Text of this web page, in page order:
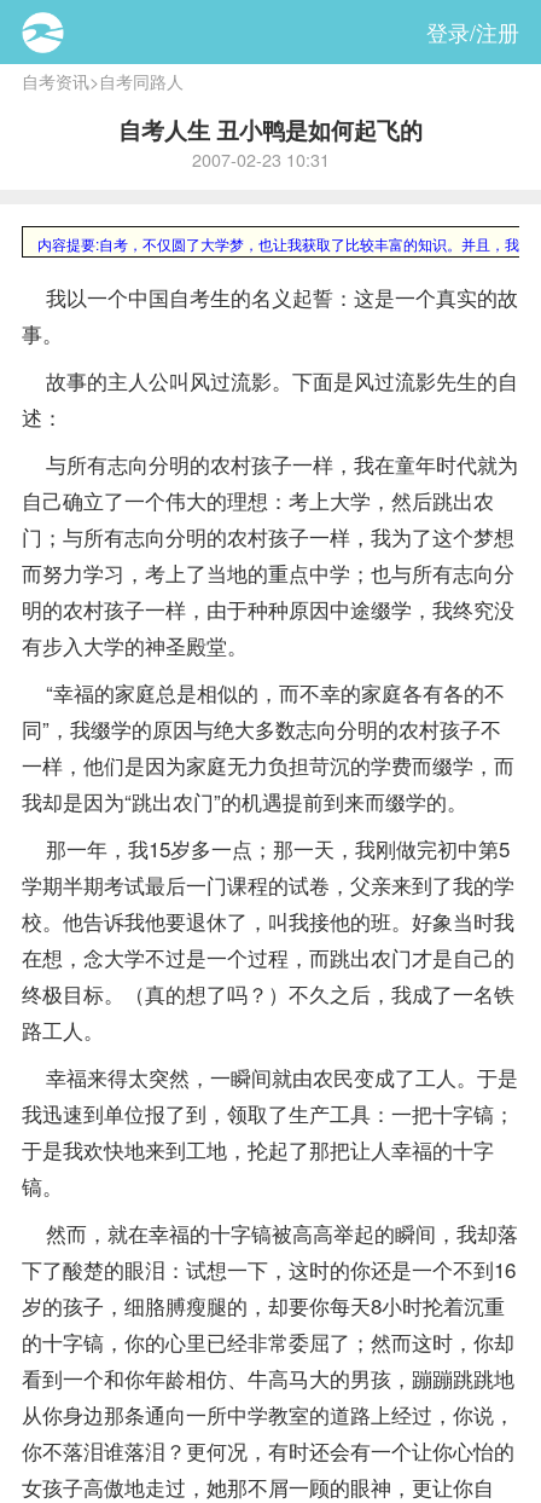
登录/注册
自考资讯>自考同路人
自考人生 丑小鸭是如何起飞的
2007-02-23 10:31
内容提要:自考，不仅圆了大学梦，也让我获取了比较丰富的知识。并且，我
我以一个中国自考生的名义起誓：这是一个真实的故
事。
故事的主人公叫风过流影。下面是风过流影先生的自
述：
与所有志向分明的农村孩子一样，我在童年时代就为
自己确立了一个伟大的理想：考上大学，然后跳出农
门；与所有志向分明的农村孩子一样，我为了这个梦想
而努力学习，考上了当地的重点中学；也与所有志向分
明的农村孩子一样，由于种种原因中途缀学，我终究没
有步入大学的神圣殿堂。
“幸福的家庭总是相似的，而不幸的家庭各有各的不
同”，我缀学的原因与绝大多数志向分明的农村孩子不
一样，他们是因为家庭无力负担苛沉的学费而缀学，而
我却是因为“跳出农门”的机遇提前到来而缀学的。
那一年，我15岁多一点；那一天，我刚做完初中第5
学期半期考试最后一门课程的试卷，父亲来到了我的学
校。他告诉我他要退休了，叫我接他的班。好象当时我
在想，念大学不过是一个过程，而跳出农门才是自己的
终极目标。（真的想了吗？）不久之后，我成了一名铁
路工人。
幸福来得太突然，一瞬间就由农民变成了工人。于是
我迅速到单位报了到，领取了生产工具：一把十字镐；
于是我欢快地来到工地，抡起了那把让人幸福的十字
镐。
然而，就在幸福的十字镐被高高举起的瞬间，我却落
下了酸楚的眼泪：试想一下，这时的你还是一个不到16
岁的孩子，细胳膊瘦腿的，却要你每天8小时抡着沉重
的十字镐，你的心里已经非常委屈了；然而这时，你却
看到一个和你年龄相仿、牛高马大的男孩，蹦蹦跳跳地
从你身边那条通向一所中学教室的道路上经过，你说，
你不落泪谁落泪？更何况，有时还会有一个让你心怡的
女孩子高傲地走过，她那不屑一顾的眼神，更让你自